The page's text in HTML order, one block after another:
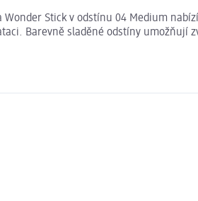
Wonder Stick v odstínu 04 Medium
Barevně sladěné odstíny umožňují